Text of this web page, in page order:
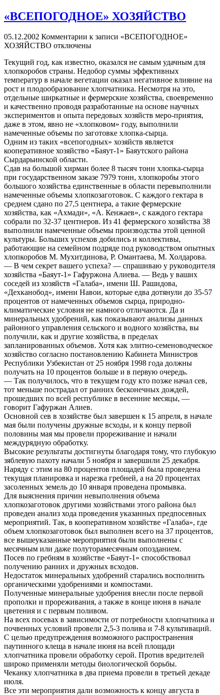
«ВСЕПОГОДНОЕ» ХОЗЯЙСТВО
05.12.2002 Комментарии к записи «ВСЕПОГОДНОЕ»
ХОЗЯЙСТВО отключены
Текущий год, как известно, оказался не самым удачным для
хлопкоробов страны. Недобор суммы эффективных
температур в начале вегетации оказал негативное влияние на
рост и плодообразование хлопчатника. Несмотря на это,
отдельные ширкатные и фермерские хозяйства, своевременно
и качественно проводя разработанные на основе научных
экспериментов и опыта передовых хозяйств меро-приятия,
даже в этом, явно не «хлопковом» году, выполнили
намеченные объемы по заготовке хлопка-сырца.
Одним из таких «всепогодных» хозяйств является
кооперативное хозяйство «Баяут-1» Баяутского района
Сырдарьинской области.
Сдав на большой хирман более 8 тысяч тонн хлопка-сырца
при государственном заказе 7979 тонн, хлопкоробы этого
большого хозяйства единственные в области перевыполнили
намеченные объемы хлопкозаготовок. С каждого гектара в
среднем сдано по 27,5 центнера, а такие фермерские
хозяйства, как «Ахмади», «А. Кенжаев», с каждого гектара
собрали по 32-37 центнеров. Из 41 фермерского хозяйства 38
выполнили намеченные объемы производства этой ценной
культуры. Больших успехов добились и коллективы,
работающие на семейном подряде под руководством опытных
хлопкоробов М. Мухитдинова, Р. Омантаева, М. Холдарова.
— В чем секрет вашего успеха? — спрашиваю у руководителя
хозяйства «Баяут-1» Гафуржона Алиева. — Ведь у ваших
соседей из хозяйств «Галаба», имени Ш. Рашидова,
«Дехканобод», имени Навои, которые едва дотянули до 35-57
процентов от намеченных объемов сырца, природно-
климатические условия не намного отличаются. Да и
минеральных удобрений, как показывают анализы данных
районного управления сельского и водного хозяйства, вы
получили, как и другие хозяйства, в пределах
запланированных объемов. Хотя как элитно-семеноводческое
хозяйство согласно постановлению Кабинета Министров
Республики Узбекистан от 25 ноября 1998 года должны
получать на 10 процентов больше и в первую очередь.
— Так получилось, что в текущем году кто позже начал сев,
тот меньше пострадал от ранних бесконечных дождей,
прошедших по всей республике в весенние месяцы, —
говорит Гафуржан Алиев.
Основной сев в хозяйстве был завершен к 15 апреля, в начале
мая были получены дружные всходы, и к концу первой
половины мая мы провели прореживание и начали
междурядную обработку.
Высокие результаты достигнуты благодаря тому, что глубокую
зяблевую пахоту начали 5 ноября и завершили 25 декабря.
Наряду с этим на 80 процентов площадей была проведена
текущая планировка и нарезка гребней, а на 20 процентах
засоленных земель до 10 января проведена промывка.
Для выяснения причин невыполнения объема
хлопкозаготовок другими хозяйствами этого района был
проведен анализ хода проведения указанных предпосевных
мероприятий. Так, в кооперативном хозяйстве «Галаба», где
объем хлопкозаготовок был выполнен всего на 37 процентов,
все вышеуказанные мероприятия были выполнены с
месячным или даже полуторамесячным опозданием.
Посев по гребням в хозяйстве «Баяут-1» способствовал
получению ранних и дружных всходов.
Недостаток минеральных удобрений старались восполнить
органическими удобрениями и компостами.
Полученные минеральные удобрения внесли после первой
прополки и прореживания, а также в конце июня в начале
цветения и с первым поливом.
На всех посевах в зависимости от потребности хлопчатника и
почвенных условий провели 2,5-3 полива и 7-8 культиваций.
С целью предупреждения возможного распространения
паутинного клеща в начале июня на всей площади
хлопчатника провели обработку серой. Против вредителей
широко применяли методы биологической борьбы.
Чеканку хлопчатника в два приема провели в третьей декаде
июля.
Все эти мероприятия дали возможность к концу августа в